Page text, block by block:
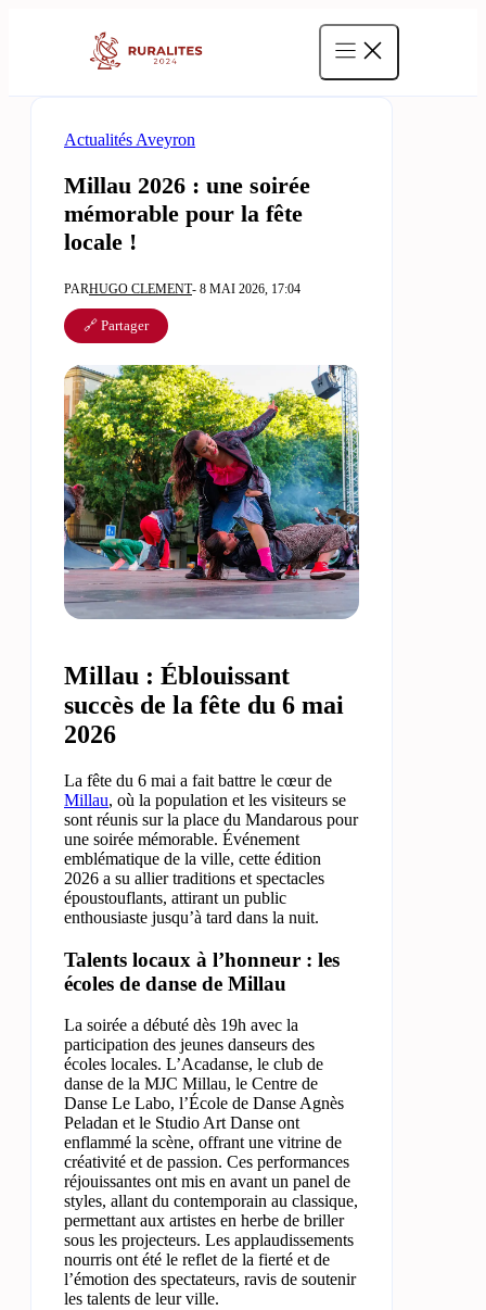
Actualités Aveyron
Millau 2026 : une soirée
mémorable pour la fête
locale !
PARHUGO CLEMENT- 8 MAI 2026, 17:04
🔗 Partager
Millau : Éblouissant
succès de la fête du 6 mai
2026
La fête du 6 mai a fait battre le cœur de
Millau, où la population et les visiteurs se
sont réunis sur la place du Mandarous pour
une soirée mémorable. Événement
emblématique de la ville, cette édition
2026 a su allier traditions et spectacles
époustouflants, attirant un public
enthousiaste jusqu’à tard dans la nuit.
Talents locaux à l’honneur : les
écoles de danse de Millau
La soirée a débuté dès 19h avec la
participation des jeunes danseurs des
écoles locales. L’Acadanse, le club de
danse de la MJC Millau, le Centre de
Danse Le Labo, l’École de Danse Agnès
Peladan et le Studio Art Danse ont
enflammé la scène, offrant une vitrine de
créativité et de passion. Ces performances
réjouissantes ont mis en avant un panel de
styles, allant du contemporain au classique,
permettant aux artistes en herbe de briller
sous les projecteurs. Les applaudissements
nourris ont été le reflet de la fierté et de
l’émotion des spectateurs, ravis de soutenir
les talents de leur ville.